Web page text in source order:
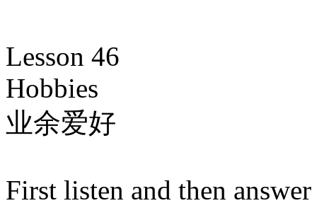
Lesson 46
Hobbies
业余爱好
First listen and then